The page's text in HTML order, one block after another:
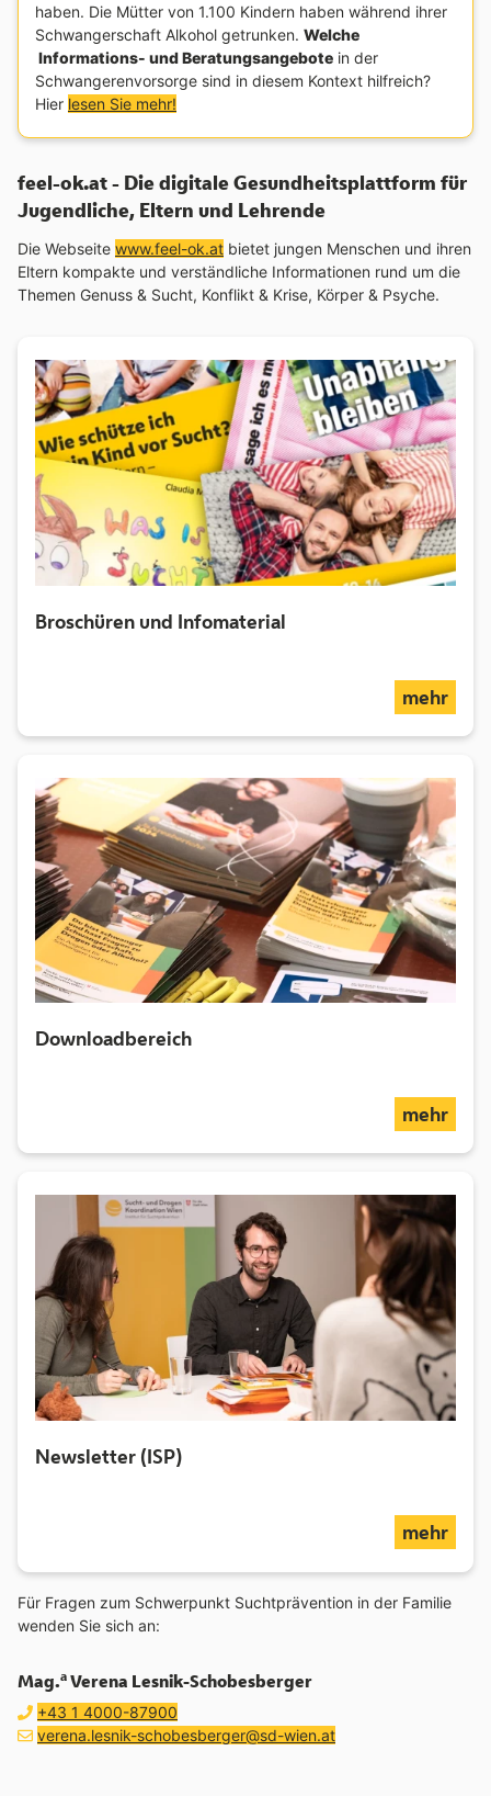
haben. Die Mütter von 1.100 Kindern haben während ihrer
Schwangerschaft Alkohol getrunken. Welche
Informations- und Beratungsangebote in der
Schwangerenvorsorge sind in diesem Kontext hilfreich?
Hier lesen Sie mehr!
feel-ok.at - Die digitale Gesundheitsplattform für
Jugendliche, Eltern und Lehrende
Die Webseite www.feel-ok.at bietet jungen Menschen und ihren
Eltern kompakte und verständliche Informationen rund um die
Themen Genuss & Sucht, Konflikt & Krise, Körper & Psyche.
Broschüren und Infomaterial
mehr
Downloadbereich
mehr
Newsletter (ISP)
mehr
Für Fragen zum Schwerpunkt Suchtprävention in der Familie
wenden Sie sich an:
Mag.aVerena Lesnik-Schobesberger
Telefon:
+43 1 4000-87900
E-Mail Adresse:
E-Mail schreiben an
verena.lesnik-schobesberger@sd-wien.at(öffnet